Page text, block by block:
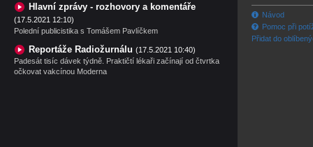
Hlavní zprávy - rozhovory a komentáře
(17.5.2021 12:10)
Polední publicistika s Tomášem Pavlíčkem
Reportáže Radiožurnálu (17.5.2021 10:40)
Padesát tisíc dávek týdně. Praktičtí lékaři začínají od čtvrtka
očkovat vakcínou Moderna
Návod
Pomoc při
Přidat do